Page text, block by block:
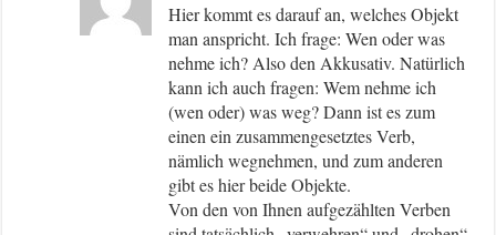
Hier kommt es darauf an, welches Objekt
man anspricht. Ich frage: Wen oder was
nehme ich? Also den Akkusativ. Natürlich
kann ich auch fragen: Wem nehme ich
(wen oder) was weg? Dann ist es zum
einen ein zusammengesetztes Verb,
nämlich wegnehmen, und zum anderen
gibt es hier beide Objekte.
Von den von Ihnen aufgezählten Verben